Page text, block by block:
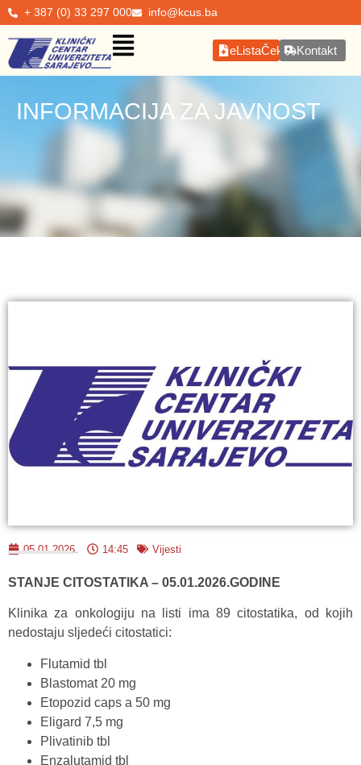
+ 387 (0) 33 297 000 info@kcus.ba
eListaČekanjaKontakt
INFORMACIJA ZA JAVNOST
05.01.2026. 14:45 Vijesti
STANJE CITOSTATIKA – 05.01.2026.GODINE
Klinika za onkologiju na listi ima 89 citostatika, od kojih
nedostaju sljedeći citostatici:
Flutamid tbl
Blastomat 20 mg
Etopozid caps a 50 mg
Eligard 7,5 mg
Plivatinib tbl
Enzalutamid tbl